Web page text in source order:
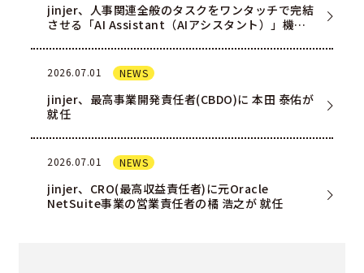
jinjer、人事関連全般のタスクをワンタッチで完結
させる「AI Assistant（AIアシスタント）」機能
2026.07.01 NEWS
jinjer、最高事業開発責任者(CBDO)に 本田 泰佑が
就任
2026.07.01 NEWS
jinjer、CRO(最高収益責任者)に元Oracle
NetSuite事業の営業責任者の橘 浩之が 就任